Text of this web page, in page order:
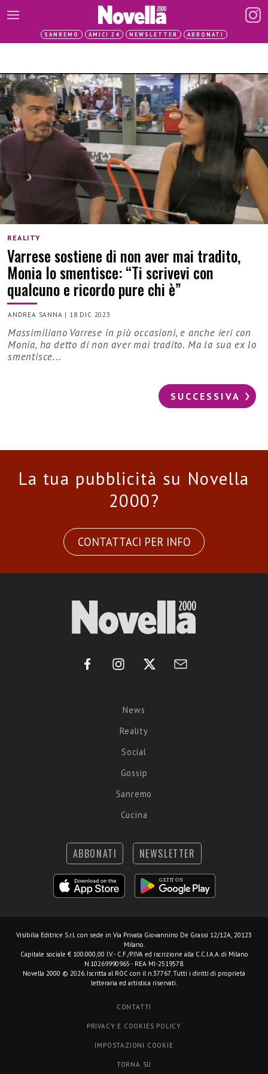
SANREMO AMICI 24 NEWSLETTER ABBONATI
REALITY
Varrese sostiene di non aver mai tradito,
Monia lo smentisce: “Ti scrivevi con
qualcuno e ricordo pure chi è”
ANDREA SANNA | 18 DIC 2023
Massimiliano Varrese in più occasioni, e anche ieri con
Monia, ha detto di non aver mai tradito. Ma la sua ex lo
smentisce...
SUCCESSIVA
La tua pubblicità su Novella
2000?
CONTATTACI PER INFO
News
Reality
Social
Gossip
Sanremo
Cucina
ABBONATI NEWSLETTER
Visibilia Editrice S.r.l. con sede in Via Privata Giovannino De Grassi 12/12A, 20123
Milano.
Capitale sociale € 100.000,00 I.V. - C.F./P.IVA ed iscrizione alla C.C.I.A.A. di Milano
N.10269990965 - REA MI-2519578.
Novella 2000 © 2026. Iscritta al ROC con il n.37767. Tutti i diritti di proprietà
letteraria ed artistica riservati.
CONTATTI
PRIVACY E COOKIES POLICY
IMPOSTAZIONI COOKIE
TORNA SU